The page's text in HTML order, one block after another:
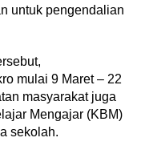
untuk pengendalian
mulai 9 Maret – 22
masyarakat juga
Mengajar (KBM)
sekolah.